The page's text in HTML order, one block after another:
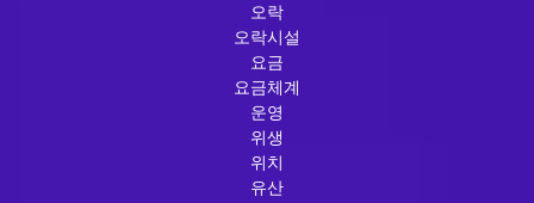
오락
오락시설
요금
요금체계
운영
위생
위치
유산